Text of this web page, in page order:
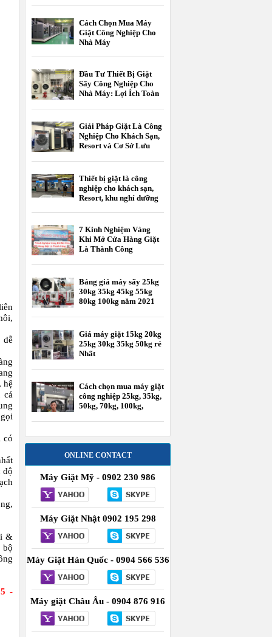
dễ
hệ
cả
có
độ
&
bộ
-
Cách Chọn Mua Máy
Giặt Công Nghiệp Cho
Nhà Máy
Đầu Tư Thiết Bị Giặt
Sấy Công Nghiệp Cho
Nhà Máy: Lợi Ích Toàn
Giải Pháp Giặt Là Công
Nghiệp Cho Khách Sạn,
Resort và Cơ Sở Lưu
Thiết bị giặt là công
nghiệp cho khách sạn,
Resort, khu nghỉ dưỡng
7 Kinh Nghiệm Vàng
Khi Mở Cửa Hàng Giặt
Là Thành Công
Bảng giá máy sấy 25kg
30kg 35kg 45kg 55kg
80kg 100kg năm 2021
Giá máy giặt 15kg 20kg
25kg 30kg 35kg 50kg rẻ
Nhất
Cách chọn mua máy giặt
công nghiệp 25kg, 35kg,
50kg, 70kg, 100kg,
ONLINE CONTACT
Máy Giặt Mỹ - 0902 230 986
Máy Giặt Nhật 0902 195 298
Máy Giặt Hàn Quốc - 0904 566 536
Máy giặt Châu Âu - 0904 876 916